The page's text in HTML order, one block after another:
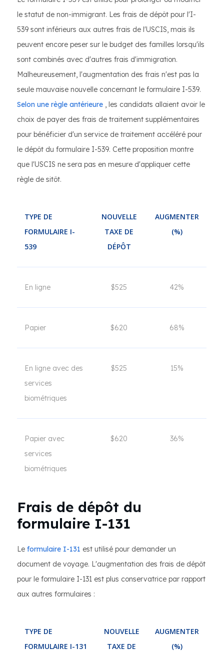
le statut de non-immigrant. Les frais de dépôt pour l'I-
539 sont inférieurs aux autres frais de l'USCIS, mais ils
peuvent encore peser sur le budget des familles lorsqu'ils
sont combinés avec d'autres frais d'immigration.
Malheureusement, l'augmentation des frais n'est pas la
seule mauvaise nouvelle concernant le formulaire I-539.
Selon une règle antérieure , les candidats allaient avoir le
choix de payer des frais de traitement supplémentaires
pour bénéficier d'un service de traitement accéléré pour
le dépôt du formulaire I-539. Cette proposition montre
que l'USCIS ne sera pas en mesure d'appliquer cette
règle de sitôt.
TYPE DE
FORMULAIRE I-
539
NOUVELLE
TAXE DE
DÉPÔT
AUGMENTER
(%)
En ligne $525 42%
Papier $620 68%
En ligne avec des
services
biométriques
$525 15%
Papier avec
services
biométriques
$620 36%
Frais de dépôt du
formulaire I-131
Le formulaire I-131 est utilisé pour demander un
document de voyage. L'augmentation des frais de dépôt
pour le formulaire I-131 est plus conservatrice par rapport
aux autres formulaires :
TYPE DE
FORMULAIRE I-131
NOUVELLE
TAXE DE
AUGMENTER
(%)